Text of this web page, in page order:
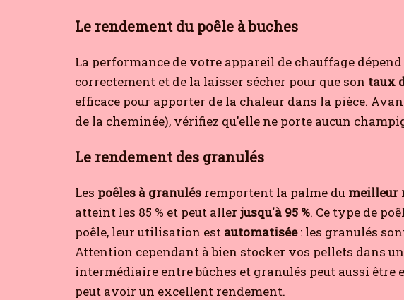
Le rendement du poêle à buches
La performance de votre appareil de chauffage dépend
correctement et de la laisser sécher pour que son taux
efficace pour apporter de la chaleur dans la pièce.
de la cheminée), vérifiez qu'elle ne porte aucun
Le rendement des granulés
Les poêles à granulés remportent la palme du meilleur
atteint les 85 % et peut aller jusqu'à 95 %. Ce type de
poêle, leur utilisation est automatisée: les granulés
Attention cependant à bien stocker vos pellets dans
intermédiaire entre bûches et granulés peut aussi être
peut avoir un excellent rendement.